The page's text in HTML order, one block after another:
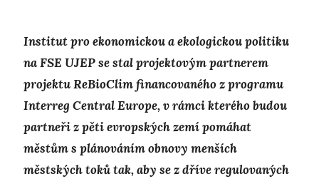
Institut pro ekonomickou a ekologickou politiku
na FSE UJEP se stal projektovým partnerem
projektu ReBioClim financovaného z programu
Interreg Central Europe, v rámci kterého budou
partneři z pěti evropských zemí pomáhat
městům s plánováním obnovy menších
městských toků tak, aby se z dříve regulovaných